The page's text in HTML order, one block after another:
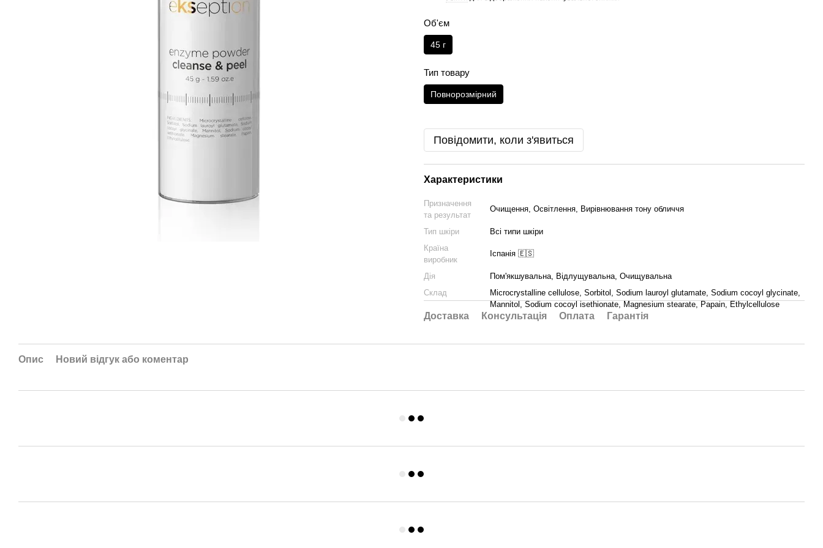
Об'єм
45 г
Тип товару
Повнорозмірний
Повідомити, коли з'явиться
Характеристики
Призначення
та результат
Очищення, Освітлення, Вирівнювання тону обличчя
Тип шкіри
Всі типи шкіри
Країна
виробник
Іспанія 🇪🇸
Дія
Пом'якшувальна, Відлущувальна, Очищувальна
Склад
Microcrystalline cellulose, Sorbitol, Sodium lauroyl glutamate, Sodium cocoyl glycinate,
Mannitol, Sodium cocoyl isethionate, Magnesium stearate, Papain, Ethylcellulose
Доставка Консультація Оплата Гарантія
Опис Новий відгук або коментар